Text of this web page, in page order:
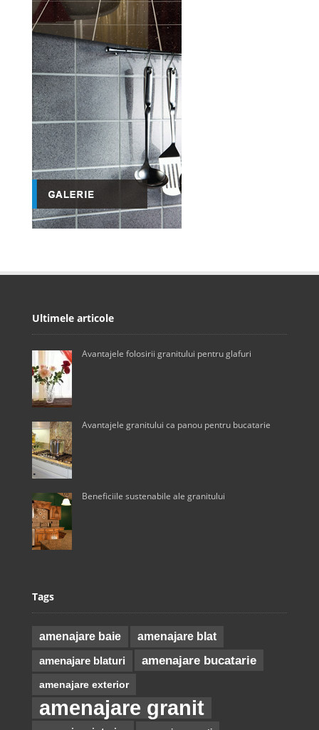
Ultimele articole
Avantajele folosirii granitului pentru glafuri
Avantajele granitului ca panou pentru bucatarie
Beneficiile sustenabile ale granitului
Tags
amenajare baie amenajare blat
amenajare blaturi amenajare bucatarie
amenajare exterior
amenajare granit